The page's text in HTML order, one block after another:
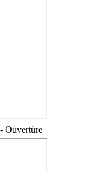
Ouvertüre